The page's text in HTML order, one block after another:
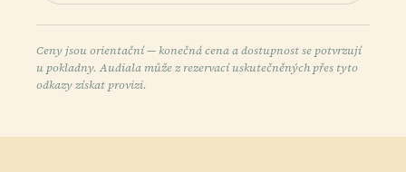
Ceny jsou orientační — konečná cena a dostupnost se potvrzují
u pokladny. Audiala může z rezervací uskutečněných přes tyto
odkazy získat provizi.